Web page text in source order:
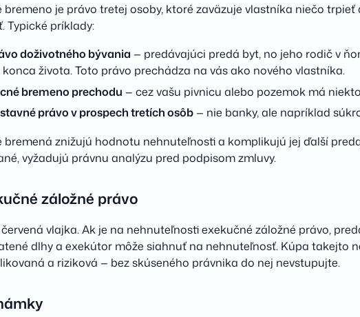
bremeno je právo tretej osoby, ktoré zaväzuje vlastníka niečo trpieť
Typické príklady:
doživotného bývania — predávajúci predá byt, no jeho rodič v
života. Toto právo prechádza na vás ako nového vlastníka.
bremeno prechodu — cez vašu pivnicu alebo pozemok má
právo v prospech tretích osôb— nie banky, ale napríklad
bremená znižujú hodnotu nehnuteľnosti a komplikujú jej ďalší
vyžadujú právnu analýzu pred podpisom zmluvy.
záložné právo
vlajka. Ak je na nehnuteľnosti exekučné záložné právo,
dlhy a exekútor môže siahnuť na nehnuteľnosť. Kúpa takejto
a riziková — bez skúseného právnika do nej nevstupujte.